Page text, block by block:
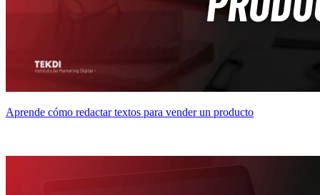
Aprende cómo redactar textos para vender un producto